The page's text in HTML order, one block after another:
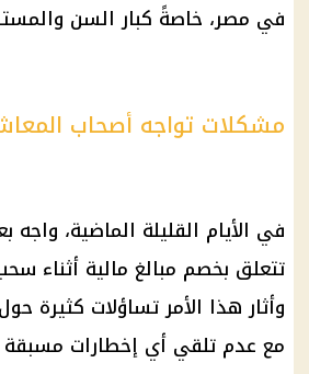
في مصر، خاصةً كبار السن
مشكلات تواجه أصحاب
في الأيام القليلة الماضية،
وأثار هذا الأمر تساؤلات كثيرة
مع عدم تلقي أي إخطارات مسبقة